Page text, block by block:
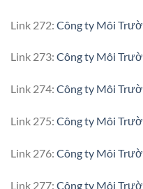
Link 272: Công ty Môi
Link 273: Công ty Môi
Link 274: Công ty Môi
Link 275: Công ty Môi
Link 276: Công ty Môi
Link 277: Công ty Môi